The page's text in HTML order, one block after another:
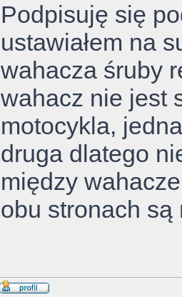
Podpisuję się
ustawiałem na
wahacza śruby
wahacz nie jest
motocykla,
druga dlatego
między
obu stronach są